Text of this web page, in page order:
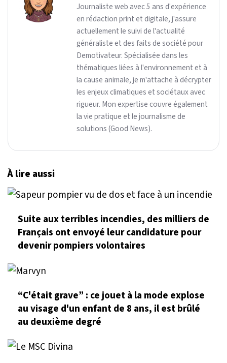
Journaliste web avec 5 ans d'expérience
en rédaction print et digitale, j'assure
actuellement le suivi de l'actualité
généraliste et des faits de société pour
Demotivateur. Spécialisée dans les
thématiques liées à l'environnement et à
la cause animale, je m'attache à décrypter
les enjeux climatiques et sociétaux avec
rigueur. Mon expertise couvre également
la vie pratique et le journalisme de
solutions (Good News).
À lire aussi
Suite aux terribles incendies, des milliers de
Français ont envoyé leur candidature pour
devenir pompiers volontaires
“C'était grave” : ce jouet à la mode explose
au visage d'un enfant de 8 ans, il est brûlé
au deuxième degré